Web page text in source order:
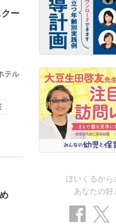
ー
テル
ほいくるから
あなたの好